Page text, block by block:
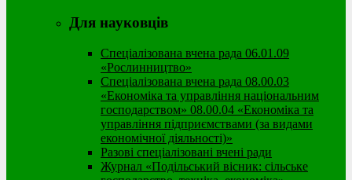
Для науковців
Спеціалізована вчена рада 06.01.09
«Рослинництво»
Спеціалізована вчена рада 08.00.03
«Економіка та управління національним
господарством» 08.00.04 «Економіка та
управління підприємствами (за видами
економічної діяльності)»
Разові спеціалізовані вчені ради
Журнал «Подільський вісник: сільське